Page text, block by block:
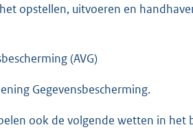
opstellen, uitvoeren en
(AVG)
Gegevensbescherming.
ook de volgende wetten in het